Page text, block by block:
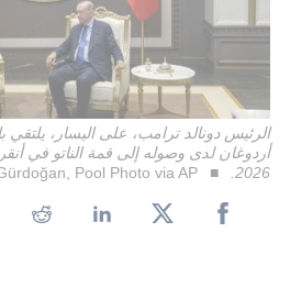
الرئيس دونالد ترامب، على اليسار،
2026.
Pool Photo via AP